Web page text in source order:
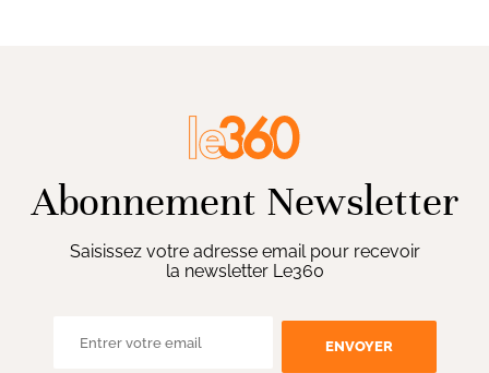
Abonnement Newsletter
Saisissez votre adresse email pour recevoir
la newsletter Le360
ENVOYER